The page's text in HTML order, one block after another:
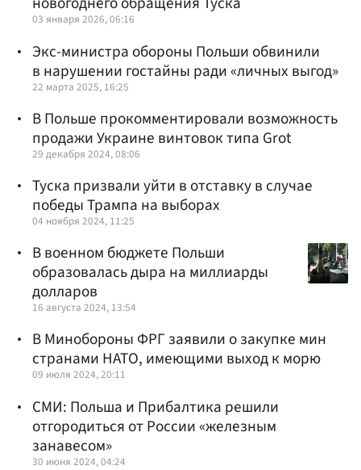
03 января 2026, 06:16
Экс-министра обороны Польши обвинили
в нарушении гостайны ради «личных выгод»
22 марта 2025, 16:25
В Польше прокомментировали возможность
продажи Украине винтовок типа Grot
29 декабря 2024, 08:06
Туска призвали уйти в отставку в случае
победы Трампа на выборах
04 ноября 2024, 11:25
В военном бюджете Польши
образовалась дыра на миллиарды
долларов
16 августа 2024, 13:54
В Минобороны ФРГ заявили о закупке мин
странами НАТО, имеющими выход к морю
09 июля 2024, 20:11
СМИ: Польша и Прибалтика решили
отгородиться от России «железным
занавесом»
30 июня 2024, 04:24